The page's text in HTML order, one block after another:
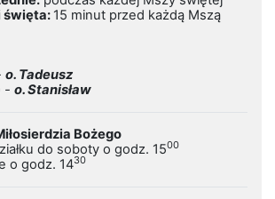
święta: 15 minut przed każdą Mszą
o. Tadeusz
- o. Stanisław
Bożego
do soboty o godz. 1500
o godz. 1430